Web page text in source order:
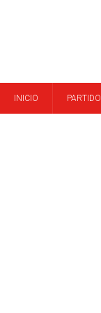
INICIO PARTIDO